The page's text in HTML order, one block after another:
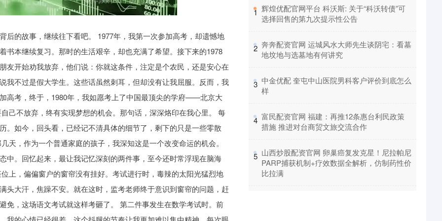
后的故事，继续往下看吧。 1977年，我第一次参加高考，却遗憾地
书本继续复习。那时的生活艰辛，却也充满了希望。接下来的1978
友开始劝我放弃，他们说：你就这条件，注定是个农民，还是安心在
我不过是假大学生。这些话虽然刺耳，但却没有让我屈服。反而，我
高考，终于，1980年，我如愿考上了中国最顶尖的学府——北京大
己不放弃，终有实现梦想的机会。那句话，深深烙印在我心里。 每
。如今，回头看，已经记不清具体的细节了，剩下的只是一些零散
天，作为一个普通家庭的孩子，我深知这是一个改变命运的机会。
中。回忆起来，最让我记忆深刻的两件事，至今还时常浮现在脑海
上，偏偏窗户的窗帘没有挂好。考试进行时，毒辣的太阳光猛烈地
头大汗，焦躁不安。就在这时，监考老师终于意识到窗帘的问题，赶
免，这场语文考试就这样考砸了。 第二件事发生在数学考试时。前
1 ​辉煌优配官网平台 科沃斯: 关于“科沃转债”可
选择回售的第九次提示性公告
2 ​奔奔配资官网 运城风水大师先生谈阴宅：看墓
地坟地与选墓地有何讲究
3 ​中金优配 奎屯中山医院男科客户评价到底怎么
样
4 ​富民配资官网 福建：再推12条惠台利民政策
措施 推进对台商贸文旅交流合作
5 ​山西炒股配资官网 卵巢癌复发克星！尼拉帕尼
PARP捕获机制+疗效数据全解析，仿制药性价
比拉满